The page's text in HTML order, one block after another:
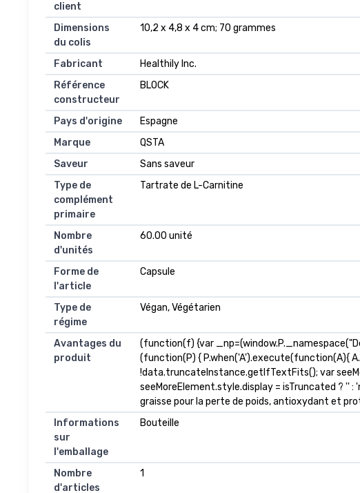
client
Dimensions
du colis
10,2 x 4,8 x 4 cm; 70 grammes
Fabricant
Healthily Inc.
Référence
constructeur
BLOCK
Pays d'origine
Espagne
Marque
QSTA
Saveur
Sans saveur
Type de
complément
primaire
Tartrate de L-Carnitine
Nombre
d'unités
60.00 unité
Forme de
l'article
Capsule
Type de
régime
Végan, Végétarien
Avantages du
produit
(function(f) {var
(function(P) { P.when('A').execute(function(A){
!data.truncateInstance.getIfTextFits(); var
seeMoreElement.style.display = isTruncated ? ''
graisse pour la perte de poids, antioxydant et
Informations
sur
l'emballage
Bouteille
Nombre
d'articles
1